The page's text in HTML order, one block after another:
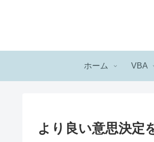
ホーム VBA
より良い意思決定